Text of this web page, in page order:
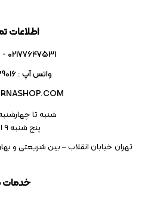
خدمات
اطلاعات
02177647531 - داخلی ۱۰۲
واتس آپ : 09301039016
شنبه تا چهارشنبه – ۹
پنج شنبه ۹ الی 13
تهران خیابان انقلاب – بین شریعتی و